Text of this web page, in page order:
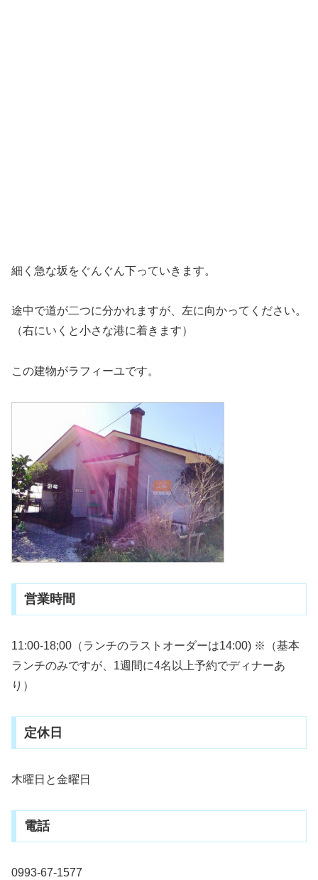
細く急な坂をぐんぐん下っていきます。
途中で道が二つに分かれますが、左に向かってください。
（右にいくと小さな港に着きます）
この建物がラフィーユです。
営業時間
11:00-18;00（ランチのラストオーダーは14:00) ※（基本
ランチのみですが、1週間に4名以上予約でディナーあ
り）
定休日
木曜日と金曜日
電話
0993-67-1577